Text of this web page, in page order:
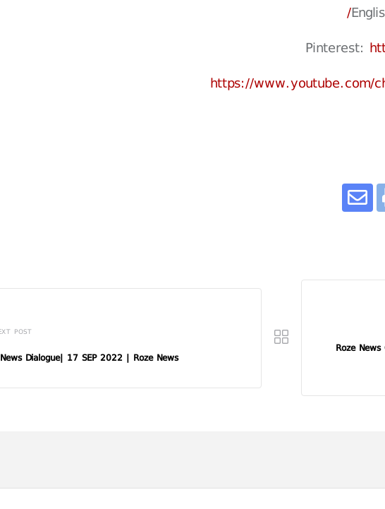
Pinterest:
https://www.youtube.com/
Roze
POST
Dialogue| 17 SEP 2022 | Roze News